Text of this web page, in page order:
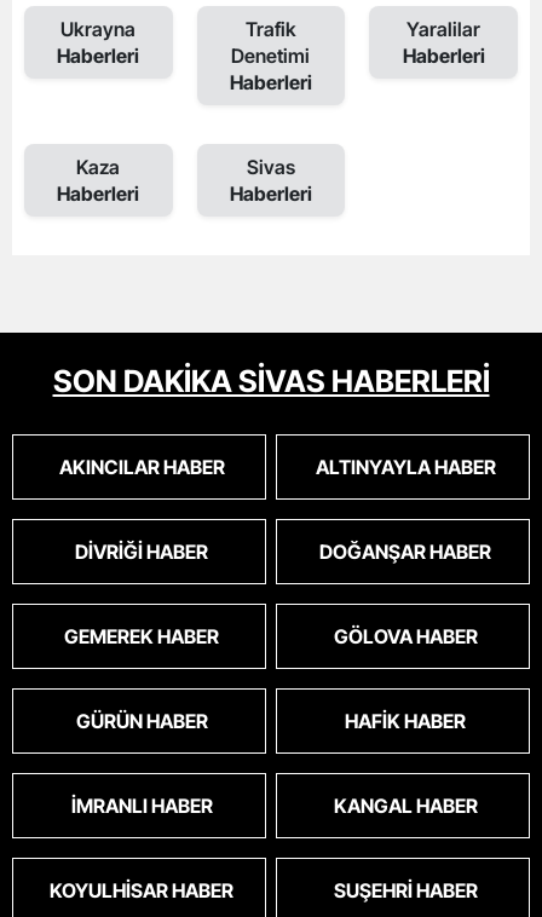
Ukrayna
Haberleri
Trafik
Denetimi
Haberleri
Yaralilar
Haberleri
Kaza
Haberleri
Sivas
Haberleri
SON DAKİKA SİVAS HABERLERİ
AKINCILAR HABER ALTINYAYLA HABER
DIVRIĞI HABER DOĞANŞAR HABER
GEMEREK HABER GÖLOVA HABER
GÜRÜN HABER HAFIK HABER
İMRANLI HABER KANGAL HABER
KOYULHISAR HABER SUŞEHRI HABER